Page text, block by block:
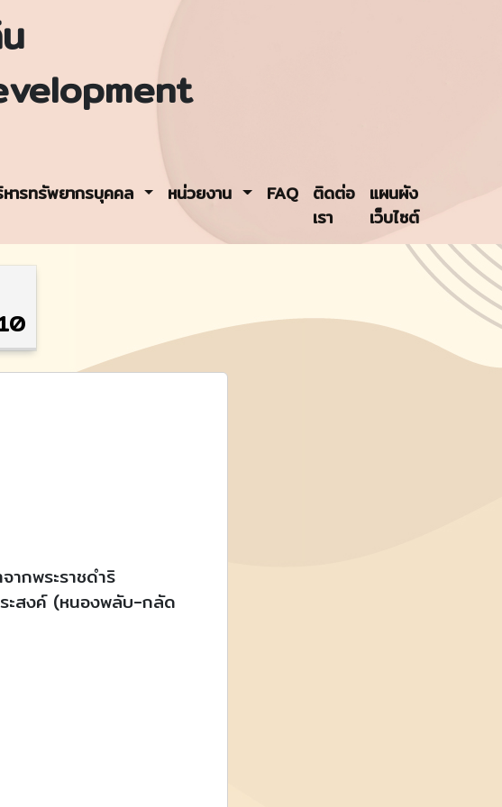
ารทรัพยากรบุคคล หน่วยงาน FAQ ติดต่อ
เรา
แผนผัง
เว็บไซต์
ากพระราชดำริ
ะสงค์ (หนองพลับ-กลัด